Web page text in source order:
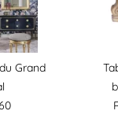
Grand